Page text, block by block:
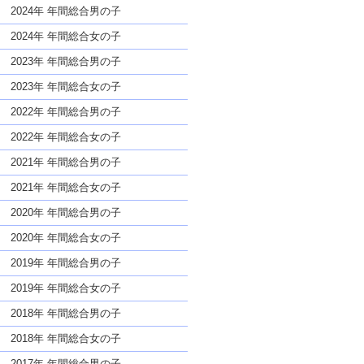
名前であっても奇抜すぎない
2024年 年間総合男の子
2024年 年間総合女の子
2023年 年間総合男の子
2023年 年間総合女の子
2022年 年間総合男の子
2022年 年間総合女の子
2021年 年間総合男の子
2021年 年間総合女の子
2020年 年間総合男の子
2020年 年間総合女の子
2019年 年間総合男の子
2019年 年間総合女の子
2018年 年間総合男の子
2018年 年間総合女の子